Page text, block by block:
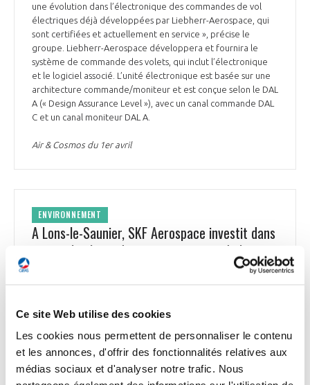
Ce site Web utilise des cookies
Les cookies nous permettent de personnaliser le contenu
et les annonces, d'offrir des fonctionnalités relatives aux
médias sociaux et d'analyser notre trafic. Nous
une évolution dans l’électronique des commandes de vol
électriques déjà développées par Liebherr-Aerospace, qui
sont certifiées et actuellement en service », précise le
groupe. Liebherr-Aerospace développera et fournira le
système de commande des volets, qui inclut l’électronique
et le logiciel associé. L’unité électronique est basée sur une
architecture commande/moniteur et est conçue selon le DAL
A (« Design Assurance Level »), avec un canal commande DAL
C et un canal moniteur DAL A.
Air & Cosmos du 1er avril
ENVIRONNEMENT
A Lons-le-Saunier, SKF Aerospace investit dans
une technologie de pointe en faveur de la
mardi 29 mars, le résultat d’un investissement de 2,5 M€ : une
ligne automatisée de placements de fibres pour la
production de bielles en composites des Airbus A350. « Pour
répondre au défi majeur de l’industrie aéronautique de
réduire ses émissions carbone, SKF Aerospace a mis au point